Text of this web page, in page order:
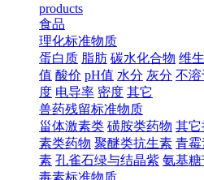
products
食品
理化标准物质
蛋白质 脂肪 碳水化合物 维
值 酸价 pH值 水分 灰分 不
度 电导率 密度 其它
兽药残留标准物质
甾体激素类 磺胺类药物 其
素类药物 聚醚类抗生素 青霉
素 孔雀石绿与结晶紫 氨基
毒素标准物质